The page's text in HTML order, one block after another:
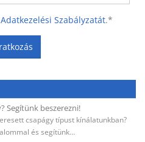
Adatkezelési Szabályzatát.*
Segítünk beszerezni!
csapágy típust kínálatunkban?
és segítünk…